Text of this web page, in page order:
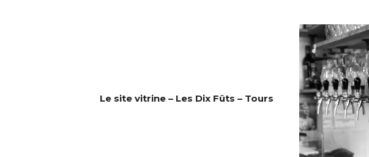
Le site vitrine – Les Dix Fûts – Tours